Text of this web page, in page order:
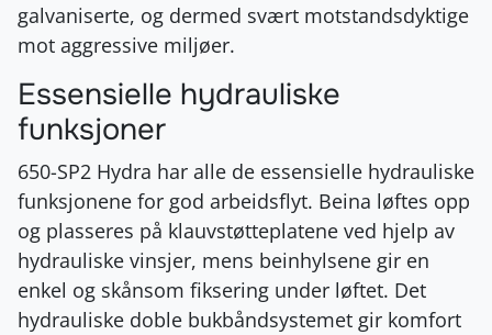
galvaniserte, og dermed svært motstandsdyktige
mot aggressive miljøer.
Essensielle hydrauliske
funksjoner
650-SP2 Hydra har alle de essensielle hydrauliske
funksjonene for god arbeidsflyt. Beina løftes opp
og plasseres på klauvstøtteplatene ved hjelp av
hydrauliske vinsjer, mens beinhylsene gir en
enkel og skånsom fiksering under løftet. Det
hydrauliske doble bukbåndsystemet gir komfort